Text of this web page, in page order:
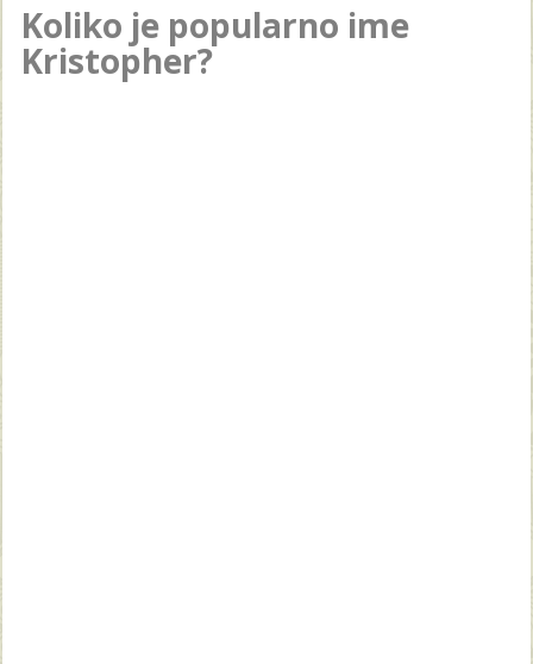
Koliko je popularno ime
Kristopher?